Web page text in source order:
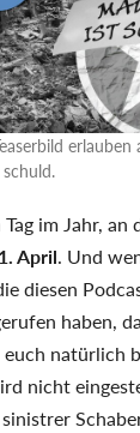
erlauben
im Jahr, an
1. April. Und
diesen
haben,
natürlich
nicht